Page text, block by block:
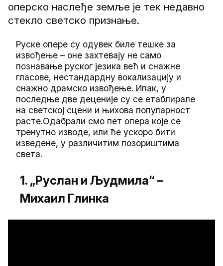
оперско наслеђе земље је тек недавно
стекло светско признање.
Руске опере су одувек биле тешке за
извођење – оне захтевају не само
познавање руског језика већ и снажне
гласове, нестандардну вокализацију и
снажно драмско извођење. Ипак, у
последње две деценије су се етаблирале
на светској сцени и њихова популарност
расте.Одабрали смо пет опера које се
тренутно изводе, или ће ускоро бити
изведене, у различитим позориштима
света.
1. „Руслан и Људмила“ –
Михаил Глинка